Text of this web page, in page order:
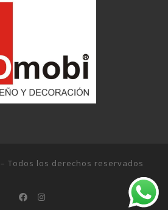
– Todos los derechos reservados